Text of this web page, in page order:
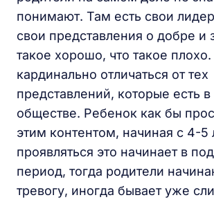
понимают. Там есть свои
свои представления о добре и
такое хорошо, что такое
кардинально отличаться от тех
представлений, которые есть
обществе. Ребенок как бы
этим контентом, начиная с 4-5
проявляться это начинает в
период, тогда родители
тревогу, иногда бывает уже